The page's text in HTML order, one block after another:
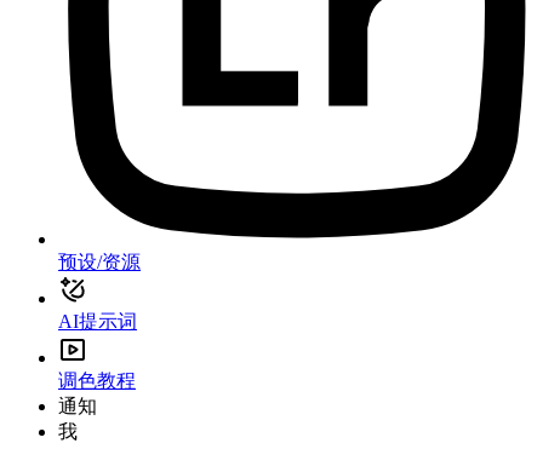
预设/资源
AI提示词
调色教程
通知
我